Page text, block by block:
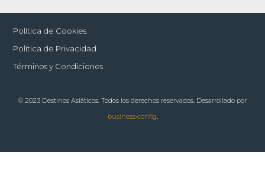
Política de Cookies
Política de Privacidad
Términos y Condiciones
© 2023 Destinos Asiáticos. Todos los derechos reservados. Desarrollado por
business•config.